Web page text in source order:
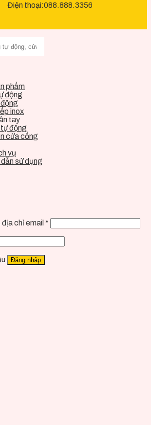
Điện thoại:088.888.3356
phẩm
động
inox
tay
động
cửa cổng
vụ
sử dụng
chỉ email *
Đăng nhập